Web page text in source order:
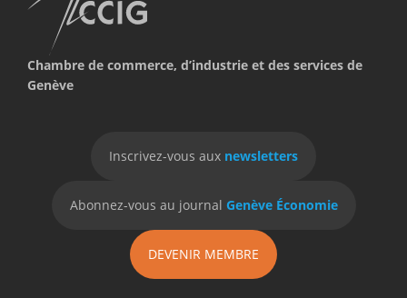
Chambre de commerce, d’industrie et des services de
Genève
Inscrivez-vous aux newsletters
Abonnez-vous au journal Genève Économie
DEVENIR MEMBRE